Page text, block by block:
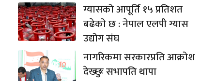
ग्यासको आपूर्ति १५ प्रतिशत
बढेको छ : नेपाल एलपी ग्यास
उद्योग संघ
नागरिकमा सरकारप्रति आक्रोश
देख्छुः सभापति थापा